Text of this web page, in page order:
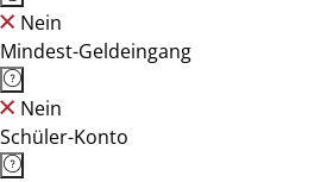
Nein
Mindest-Geldeingang
Nein
Schüler-Konto